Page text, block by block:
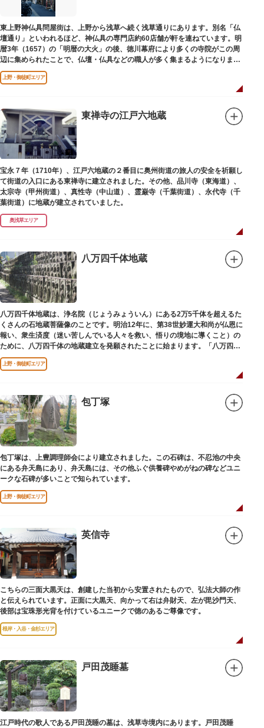
東上野神仏具問屋街は、上野から浅草へ続く浅草通りにあります。別名「仏
壇通り」といわれるほど、神仏具の専門店約60店舗が軒を連ねています。明
暦3年（1657）の「明暦の大火」の後、徳川幕府により多くの寺院がこの周
辺に集められたことで、仏壇・仏具などの職人が多く集まるようになりまし
た。
上野・御徒町エリア
東禅寺の江戸六地蔵
宝永７年（1710年）、江戸六地蔵の２番目に奥州街道の旅人の安全を祈願し
て街道の入口にある東禅寺に建立されました。その他、品川寺（東海道）、
太宗寺（甲州街道）、真性寺（中山道）、霊巌寺（千葉街道）、永代寺（千
葉街道）に地蔵が建立されていました。
奥浅草エリア
八万四千体地蔵
八万四千体地蔵は、浄名院（じょうみょういん）にある2万5千体を超えるた
くさんの石地蔵菩薩像のことです。明治12年に、第38世妙運大和尚が仏恩に
報い、衆生済度（迷い苦しんでいる人々を救い、悟りの境地に導くこと）の
ために、八万四千体の地蔵建立を発願されたことに始まります。「八万四
千」とは仏法で無数の意味を示します。この石地蔵尊は全国各地にも造立さ
れており、これまで約5万体の石地蔵尊が造立され、今も増え続けていま
上野・御徒町エリア
包丁塚
包丁塚は、上豊調理師会により建立されました。この石碑は、不忍池の中央
にある弁天島にあり、弁天島には、その他ふぐ供養碑やめがねの碑などユニ
ークな石碑が多いことで知られています。
上野・御徒町エリア
英信寺
こちらの三面大黒天は、創建した当初から安置されたもので、弘法大師の作
と伝えられています。正面に大黒天、向かって右は弁財天、左が毘沙門天、
後部は宝珠形光背を付けているユニークで徳のあるご尊像です。
根岸・入谷・金杉エリア
戸田茂睡墓
江戸時代の歌人である戸田茂睡の墓は、浅草寺境内にあります。戸田茂睡